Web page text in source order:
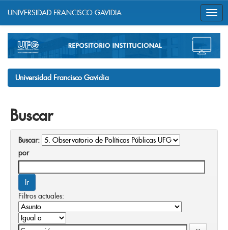
navigation
UNIVERSIDAD FRANCISCO GAVIDIA
Universidad Francisco Gavidia
Buscar
Buscar:
por
Filtros actuales: